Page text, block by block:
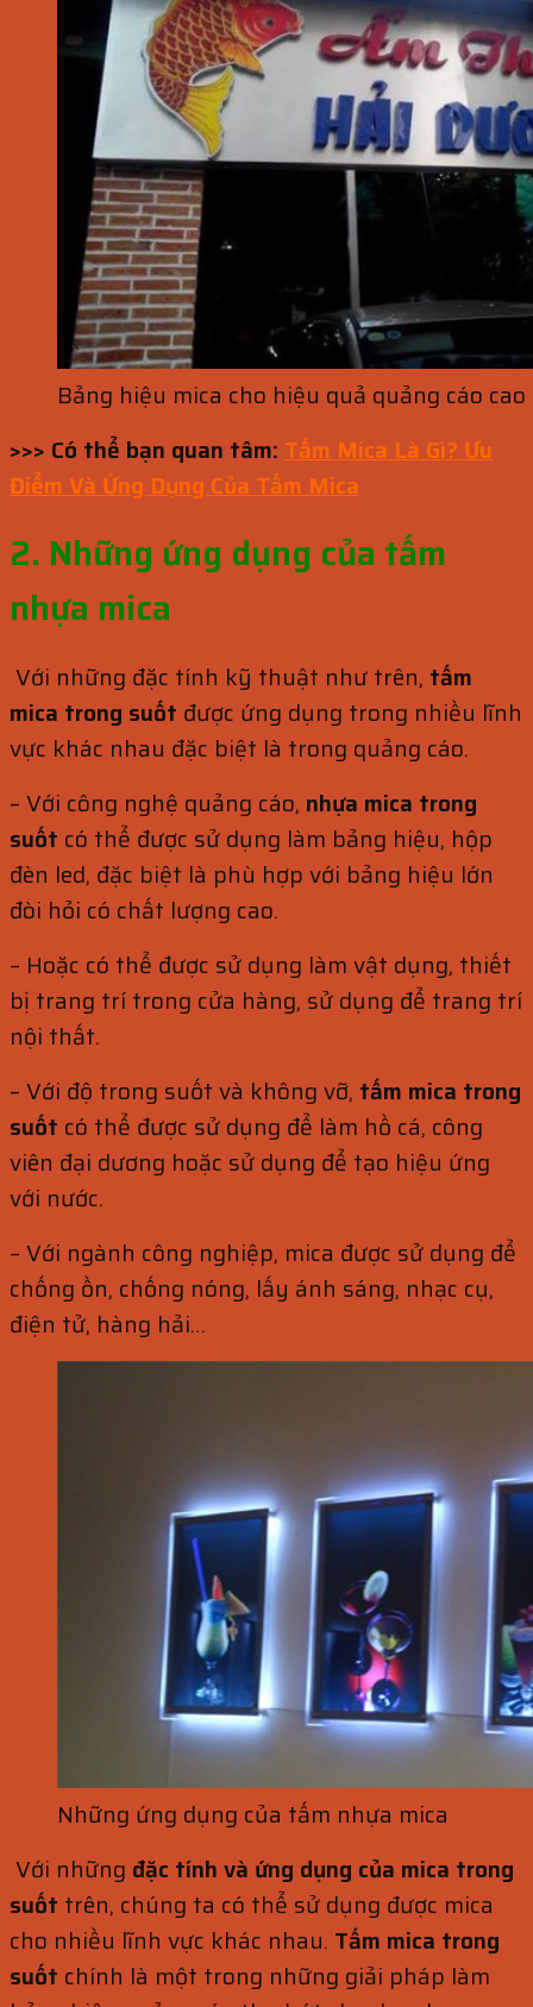
Bảng hiệu mica cho hiệu quả quảng cáo cao
>>> Có thể bạn quan tâm: Tấm Mica Là Gì? Ưu
Điểm Và Ứng Dụng Của Tấm Mica
2. Những ứng dụng của tấm
nhựa mica
Với những đặc tính kỹ thuật như trên, tấm
mica trong suốt được ứng dụng trong nhiều lĩnh
vực khác nhau đặc biệt là trong quảng cáo.
– Với công nghệ quảng cáo, nhựa mica trong
suốt có thể được sử dụng làm bảng hiệu, hộp
đèn led, đặc biệt là phù hợp với bảng hiệu lớn
đòi hỏi có chất lượng cao.
– Hoặc có thể được sử dụng làm vật dụng, thiết
bị trang trí trong cửa hàng, sử dụng để trang trí
nội thất.
– Với độ trong suốt và không vỡ, tấm mica trong
suốt có thể được sử dụng để làm hồ cá, công
viên đại dương hoặc sử dụng để tạo hiệu ứng
với nước.
– Với ngành công nghiệp, mica được sử dụng để
chống ồn, chống nóng, lấy ánh sáng, nhạc cụ,
điện tử, hàng hải…
Những ứng dụng của tấm nhựa mica
Với những đặc tính và ứng dụng của mica trong
suốt trên, chúng ta có thể sử dụng được mica
cho nhiều lĩnh vực khác nhau. Tấm mica trong
suốt chính là một trong những giải pháp làm